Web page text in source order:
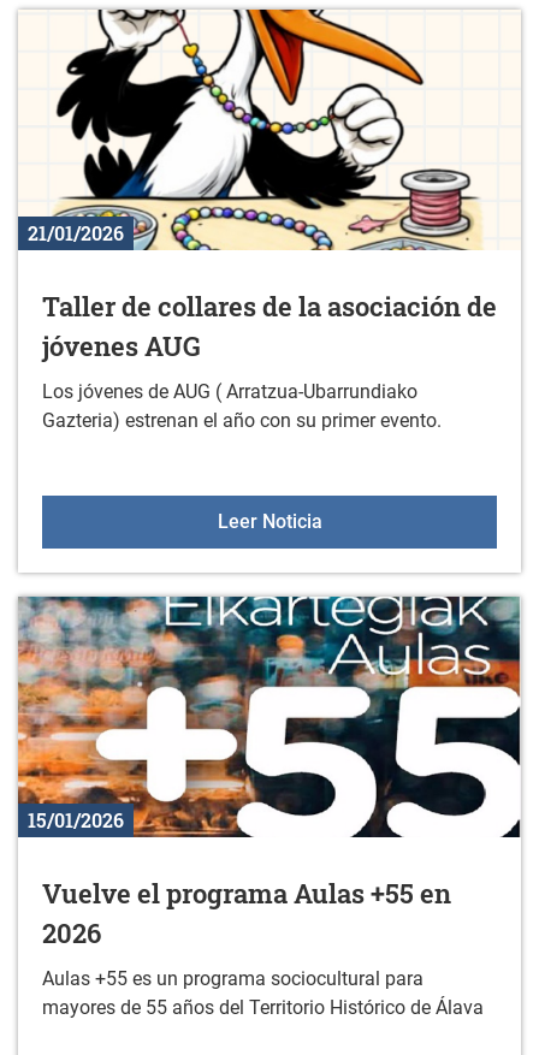
21/01/2026
Taller de collares de la asociación de
jóvenes AUG
Los jóvenes de AUG ( Arratzua-Ubarrundiako
Gazteria) estrenan el año con su primer evento.
Leer NoticiaTaller de collares de la
15/01/2026
Vuelve el programa Aulas +55 en
2026
Aulas +55 es un programa sociocultural para
mayores de 55 años del Territorio Histórico de Álava